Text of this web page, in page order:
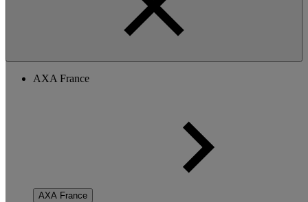
AXA France
AXA France